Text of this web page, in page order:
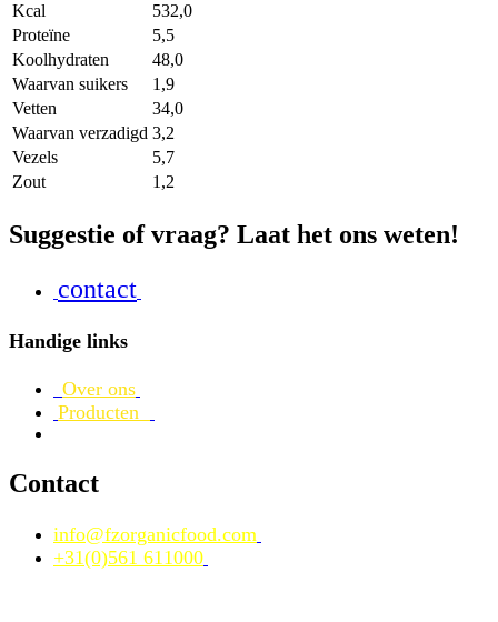
Kcal
532,0
Proteïne
5,5
Koolhydraten
48,0
Waarvan suikers
1,9
Vetten
34,0
Waarvan verzadigd 3,2
Vezels
5,7
Zout
1,2
Suggestie of vraag? Laat het ons weten!
contact
Handige links
Over ons
Producten
Contact
info@fzorganicfood.com
+31(0)561 611000